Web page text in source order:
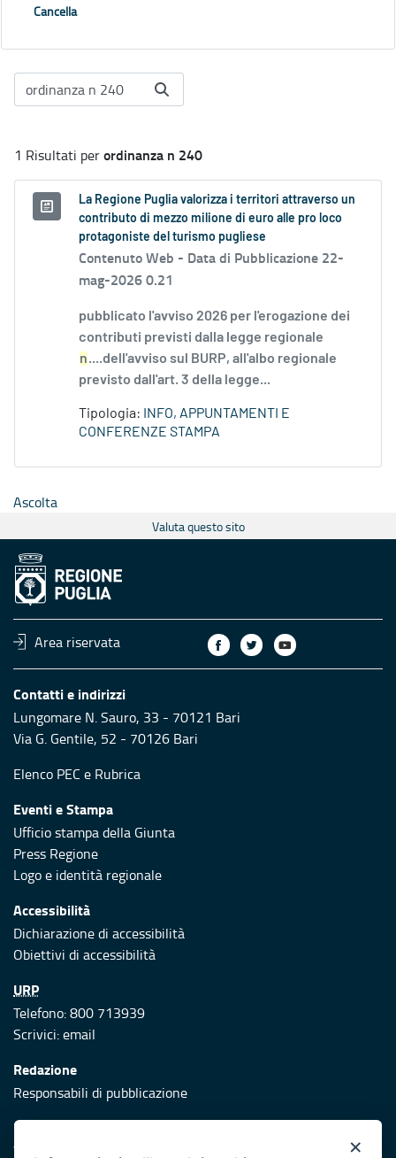
Cancella
1 Risultati perordinanza n 240
La Regione Puglia valorizza i territori attraverso un
contributo di mezzo milione di euro alle pro loco
protagoniste del turismo pugliese
Contenuto Web - Data di Pubblicazione 22-
mag-2026 0.21
pubblicato l'avviso 2026 per l'erogazione dei
contributi previsti dalla legge regionale
n....dell'avviso sul BURP, all'albo regionale
previsto dall'art. 3 della legge...
Tipologia:
INFO, APPUNTAMENTI E
CONFERENZE STAMPA
Ascolta
Valuta questo sito
Area riservata
Contatti e indirizzi
Lungomare N. Sauro, 33 - 70121 Bari
Via G. Gentile, 52 - 70126 Bari
Elenco PEC e Rubrica
Eventi e Stampa
Ufficio stampa della Giunta
Press Regione
Logo e identità regionale
Accessibilità
Dichiarazione di accessibilità
Obiettivi di accessibilità
URP
Telefono: 800 713939
Scrivici:email
Redazione
Responsabili di pubblicazione
Protezione civile
Vai al sito di Protezione Civile Puglia ×